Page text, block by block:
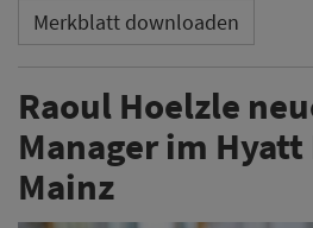
Merkblatt downloaden
Raoul Hoelzle
Manager im Hyatt
Mainz